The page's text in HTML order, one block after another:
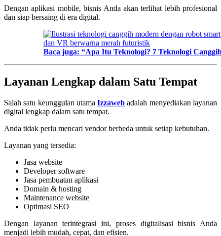
Dengan aplikasi mobile, bisnis Anda akan terlihat lebih profesional
dan siap bersaing di era digital.
Baca juga: “Apa Itu Teknologi? 7 Teknologi
Layanan Lengkap dalam Satu Tempat
Salah satu keunggulan utamaIzzaweb adalah menyediakan layanan
digital lengkap dalam satu tempat.
Anda tidak perlu mencari vendor berbeda untuk setiap kebutuhan.
Layanan yang tersedia:
Jasa website
Developer software
Jasa pembuatan aplikasi
Domain & hosting
Maintenance website
Optimasi SEO
Dengan layanan terintegrasi ini, proses digitalisasi bisnis Anda
menjadi lebih mudah, cepat, dan efisien.